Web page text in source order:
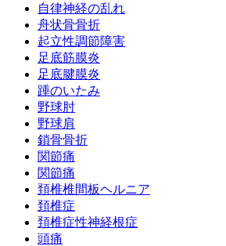
自律神経の乱れ
舟状骨骨折
起立性調節障害
足底筋膜炎
足底腱膜炎
踵のいたみ
野球肘
野球肩
鎖骨骨折
関節痛
関節痛
頚椎椎間板ヘルニア
頚椎症
頚椎症性神経根症
頭痛